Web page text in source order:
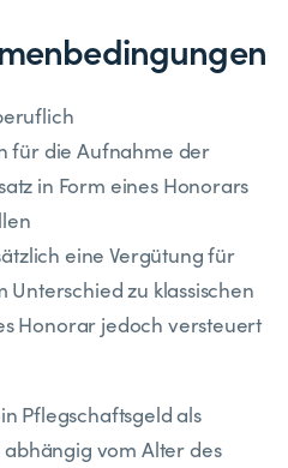
für die Aufnahme der
in Form eines Honorars
eine Vergütung für
zu klassischen
Honorar jedoch versteuert
Pflegschaftsgeld als
vom Alter des